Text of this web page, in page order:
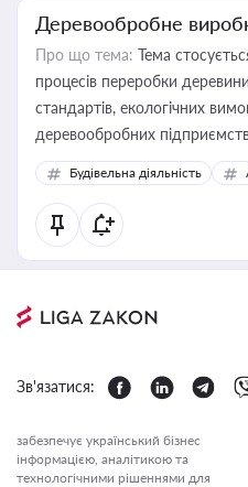
Деревообробне
Про що тема: Тема
процесів переробки
стандартів, екологічних
деревообробних
Будівельна діяльність
Зв'язатися:
забезпечує український бізнес
інформацією, аналітикою та
технологічними рішеннями для